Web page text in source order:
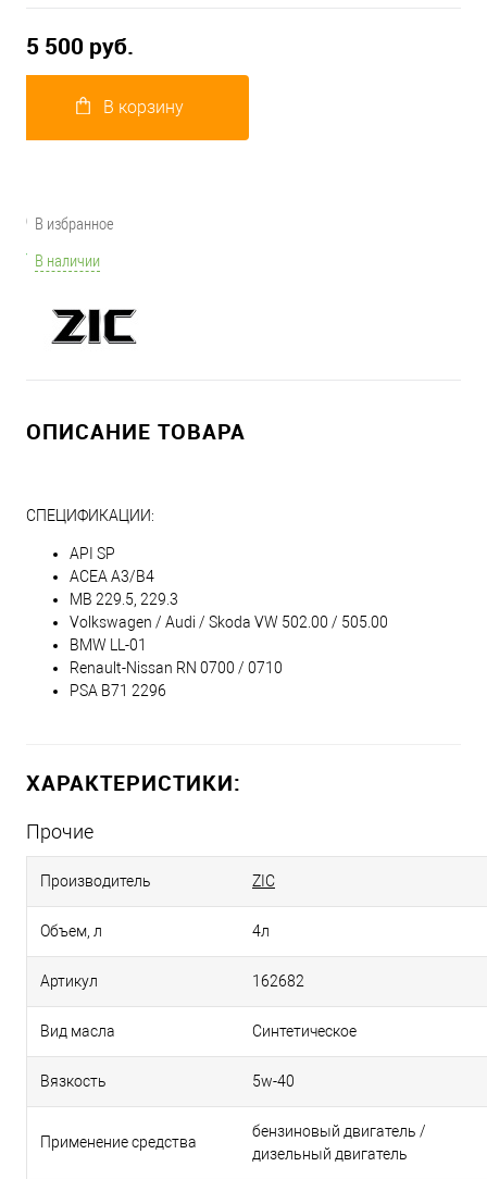
5 500 руб.
В корзину
В избранное
В наличии
ОПИСАНИЕ ТОВАРА
СПЕЦИФИКАЦИИ:
API SP
ACEA A3/B4
MB 229.5, 229.3
Volkswagen / Audi / Skoda VW 502.00 / 505.00
BMW LL-01
Renault-Nissan RN 0700 / 0710
PSA B71 2296
ХАРАКТЕРИСТИКИ:
Прочие
Производитель ZIC
Объем, л 4л
Артикул 162682
Вид масла Синтетическое
Вязкость 5w-40
Применение средства
бензиновый двигатель /
дизельный двигатель